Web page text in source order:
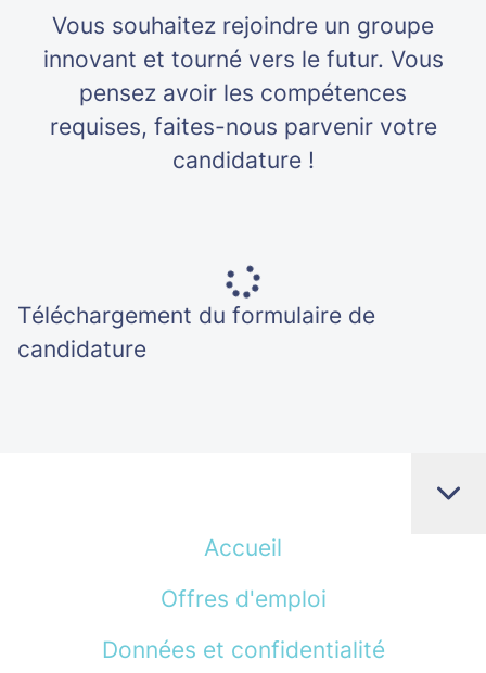
Vous souhaitez rejoindre un groupe
innovant et tourné vers le futur. Vous
pensez avoir les compétences
requises, faites-nous parvenir votre
candidature !
Téléchargement du formulaire de
candidature
Accueil
Offres d'emploi
Données et confidentialité